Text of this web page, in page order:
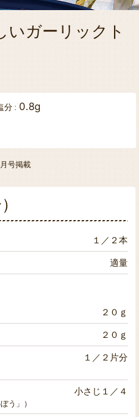
いガーリックト
分 0.8g
号掲載
１／２本
適量
２０ｇ
２０ｇ
１／２片分
小さじ１／４
う」）